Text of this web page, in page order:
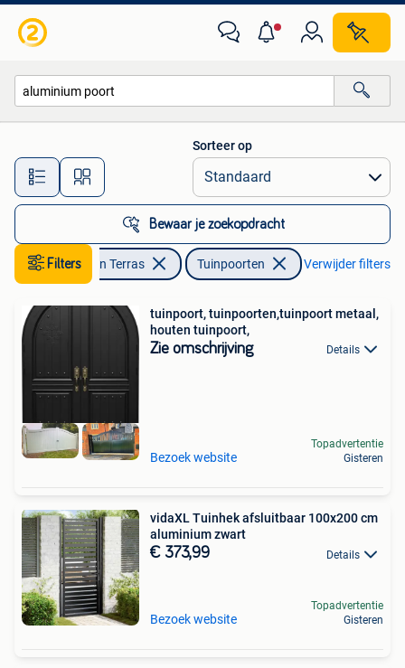
Alle afstanden…
Sorteer op
Bewaar je zoekopdracht
FiltersTuin en Terras Tuinpoorten Verwijder filters
tuinpoort, tuinpoorten,tuinpoort metaal,
houten tuinpoort,
Zie omschrijving Details
Bezoek website
Topadvertentie
Gisteren
vidaXL Tuinhek afsluitbaar 100x200 cm
aluminium zwart
€ 373,99 Details
Bezoek website
Topadvertentie
Gisteren